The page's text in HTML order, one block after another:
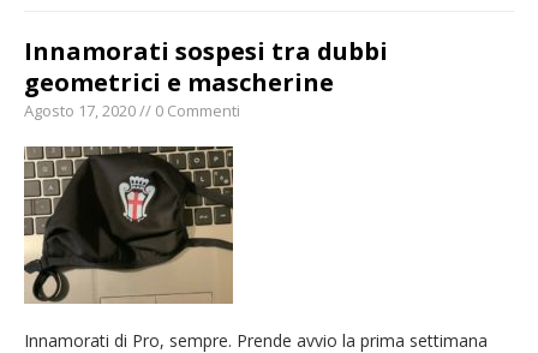
Innamorati sospesi tra dubbi
geometrici e mascherine
Agosto 17, 2020 // 0 Commenti
Innamorati di Pro, sempre. Prende avvio la prima settimana